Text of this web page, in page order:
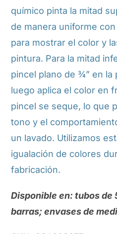
químico pinta la mitad
de manera uniforme
para mostrar el color y
pintura. Para la mitad
pincel plano de ¾” en la
luego aplica el color en
pincel se seque, lo que
tono y el
un lavado. Utilizamos
igualación de colores
fabricación.
Disponible en: tubos de
barras; envases de